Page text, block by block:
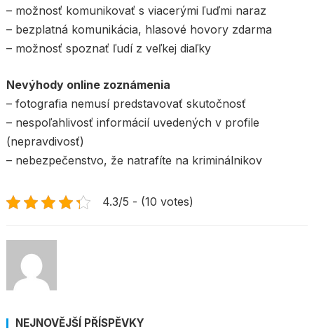
– možnosť komunikovať s viacerými ľuďmi naraz
– bezplatná komunikácia, hlasové hovory zdarma
– možnosť spoznať ľudí z veľkej diaľky
Nevýhody online zoznámenia
– fotografia nemusí predstavovať skutočnosť
– nespoľahlivosť informácií uvedených v profile
(nepravdivosť)
– nebezpečenstvo, že natrafíte na kriminálnikov
4.3/5 - (10 votes)
NEJNOVĚJŠÍ PŘÍSPĚVKY